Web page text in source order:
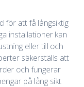
för att få långsiktig
installationer kan
eller till och
säkerställs att
och fungerar
på lång sikt.